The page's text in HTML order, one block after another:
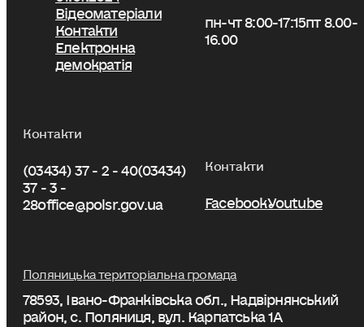
Відеоматеріали
Контакти
Електронна
демократія
пн-чт 8:00-17:15пт 8.00-
16.00
Контакти
(03434) 37 - 2 - 40(03434)
37 - 3 -
28office@polsr.gov.ua
Контакти
FacebookYoutube
Поляницька територіальна громада
78593, Івано-Франківська обл., Надвірнянський
район, с. Поляниця, вул. Карпатська 1А